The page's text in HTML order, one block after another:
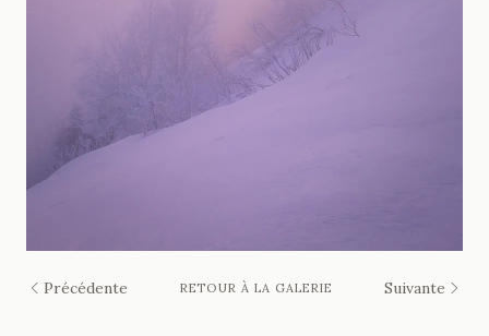
Précédente RETOUR À LA GALERIE Suivante